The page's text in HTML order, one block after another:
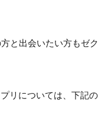
と出会いたい方もゼク
リについては、下記の